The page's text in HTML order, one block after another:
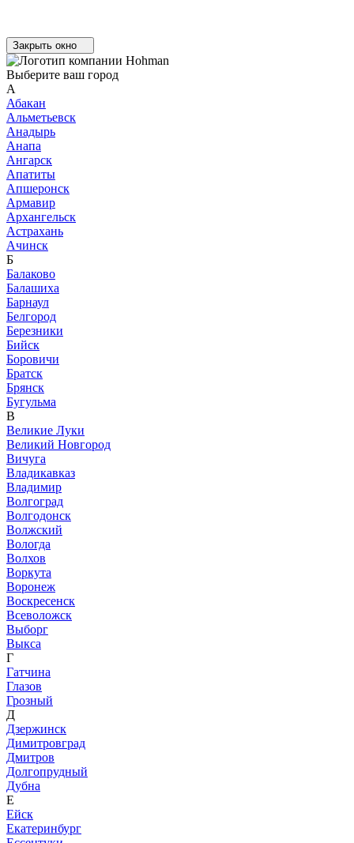
Закрыть окно
Выберите ваш город
А
Абакан
Альметьевск
Анадырь
Анапа
Ангарск
Апатиты
Апшеронск
Армавир
Архангельск
Астрахань
Ачинск
Б
Балаково
Балашиха
Барнаул
Белгород
Березники
Бийск
Боровичи
Братск
Брянск
Бугульма
В
Великие Луки
Великий Новгород
Вичуга
Владикавказ
Владимир
Волгоград
Волгодонск
Волжский
Вологда
Волхов
Воркута
Воронеж
Воскресенск
Всеволожск
Выборг
Выкса
Г
Гатчина
Глазов
Грозный
Д
Дзержинск
Димитровград
Дмитров
Долгопрудный
Дубна
Е
Ейск
Екатеринбург